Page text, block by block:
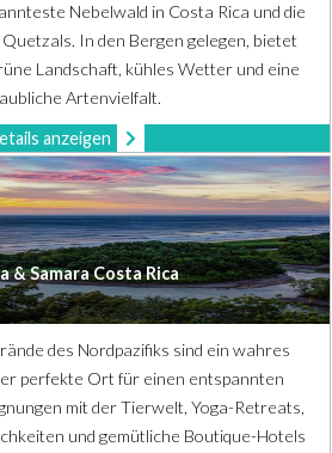
Nebelwald in Costa Rica und die
In den Bergen gelegen, bietet
Landschaft, kühles Wetter und eine
Artenvielfalt.
anzeigen
& Samara Costa Rica
des Nordpazifiks sind ein wahres
perfekte Ort für einen entspannten
mit der Tierwelt, Yoga-Retreats,
und gemütliche Boutique-Hotels